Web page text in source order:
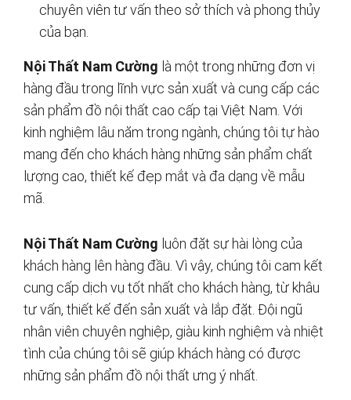
chuyên viên tư vấn theo sở thích và phong thủy
của bạn.
Nội Thất Nam Cường là một trong những đơn vị
hàng đầu trong lĩnh vực sản xuất và cung cấp các
sản phẩm đồ nội thất cao cấp tại Việt Nam. Với
kinh nghiệm lâu năm trong ngành, chúng tôi tự hào
mang đến cho khách hàng những sản phẩm chất
lượng cao, thiết kế đẹp mắt và đa dạng về mẫu
mã.
Nội Thất Nam Cường luôn đặt sự hài lòng của
khách hàng lên hàng đầu. Vì vậy, chúng tôi cam kết
cung cấp dịch vụ tốt nhất cho khách hàng, từ khâu
tư vấn, thiết kế đến sản xuất và lắp đặt. Đội ngũ
nhân viên chuyên nghiệp, giàu kinh nghiệm và nhiệt
tình của chúng tôi sẽ giúp khách hàng có được
những sản phẩm đồ nội thất ưng ý nhất.